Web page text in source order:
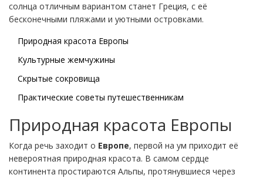
солнца отличным вариантом станет Греция, с её
бесконечными пляжами и уютными островками.
Природная красота Европы
Культурные жемчужины
Скрытые сокровища
Практические советы путешественникам
Природная красота Европы
Когда речь заходит о Европе, первой на ум приходит её
невероятная природная красота. В самом сердце
континента простираются Альпы, протянувшиеся через